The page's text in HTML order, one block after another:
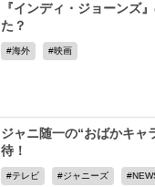
『インディ・ジョーンズ
た？
海外 映画
ジャニ随一の“おばかキャ
待！
テレビ ジャニーズ